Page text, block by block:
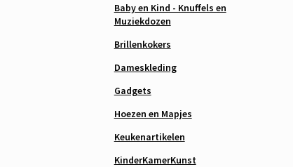
Baby en Kind - Knuffels en
Muziekdozen
Brillenkokers
Dameskleding
Gadgets
Hoezen en Mapjes
Keukenartikelen
KinderKamerKunst